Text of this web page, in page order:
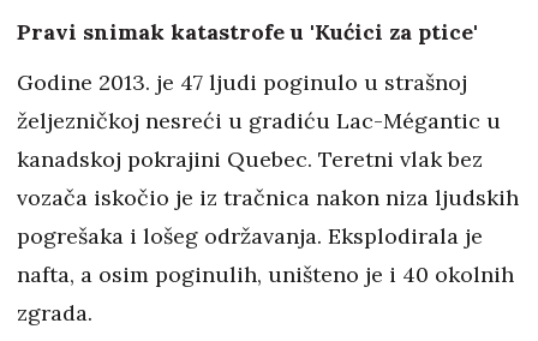
Pravi snimak katastrofe u 'Kućici za ptice'
Godine 2013. je 47 ljudi poginulo u strašnoj
željezničkoj nesreći u gradiću Lac-Mégantic u
kanadskoj pokrajini Quebec. Teretni vlak bez
vozača iskočio je iz tračnica nakon niza ljudskih
pogrešaka i lošeg održavanja. Eksplodirala je
nafta, a osim poginulih, uništeno je i 40 okolnih
zgrada.